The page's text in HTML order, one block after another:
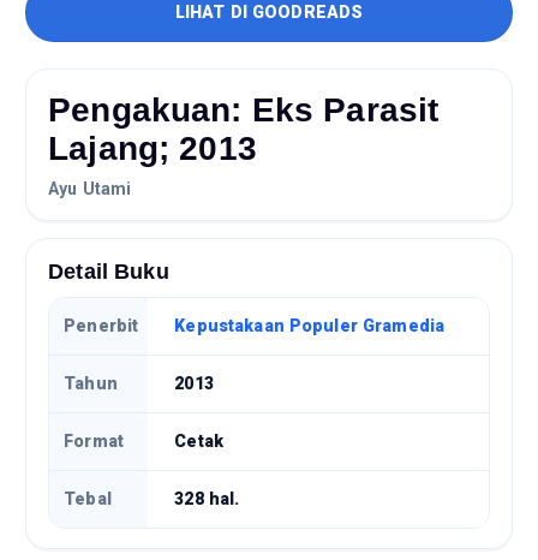
LIHAT DI GOODREADS
Pengakuan: Eks Parasit
Lajang; 2013
Ayu Utami
Detail Buku
Penerbit Kepustakaan Populer Gramedia
Tahun 2013
Format Cetak
Tebal 328 hal.